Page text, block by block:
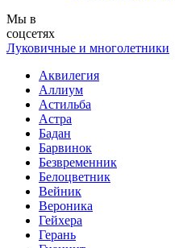
Мы в
соцсетях
Луковичные и многолетники
Аквилегия
Аллиум
Астильба
Астра
Бадан
Барвинок
Безвременник
Белоцветник
Вейник
Вероника
Гейхера
Герань